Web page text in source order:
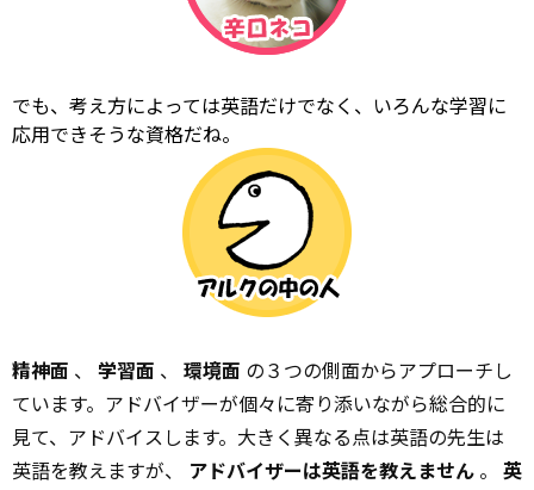
でも、考え方によっては英語だけでなく、いろんな学習に
応用できそうな資格だね。
精神面 、 学習面 、 環境面 の３つの側面からアプローチし
ています。アドバイザーが個々に寄り添いながら総合的に
見て、アドバイスします。大きく異なる点は英語の先生は
英語を教えますが、 アドバイザーは英語を教えません 。 英